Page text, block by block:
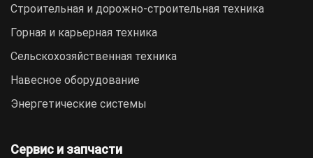
Строительная и дорожно-cтроительная техника
Горная и карьерная техника
Сельскохозяйственная техника
Навесное оборудование
Энергетические системы
Сервис и запчасти